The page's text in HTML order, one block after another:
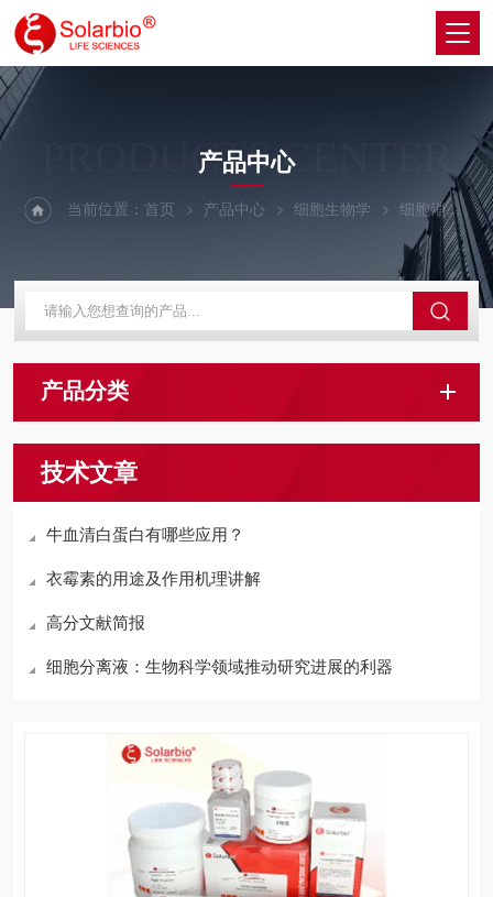
PRODUCTS CENTER
产品中心
当前位置：首页 产品中心 细胞生物学 细胞消化液
产品分类
技术文章
牛血清白蛋白有哪些应用？
衣霉素的用途及作用机理讲解
高分文献简报
细胞分离液：生物科学领域推动研究进展的利器